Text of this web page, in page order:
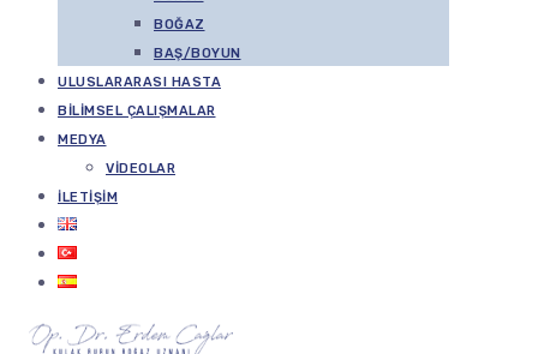
BOĞAZ
BAŞ/BOYUN
ULUSLARARASI HASTA
BILIMSEL ÇALIŞMALAR
MEDYA
VIDEOLAR
İLETIŞIM